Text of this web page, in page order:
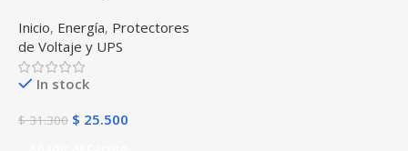
Powest Lavomatic 120V –
10A Protección contra
apagones Lavadoras de
hasta 30 Libras
Inicio, Energía, Protectores
de Voltaje y UPS
In stock
$31.300 $ 25.500